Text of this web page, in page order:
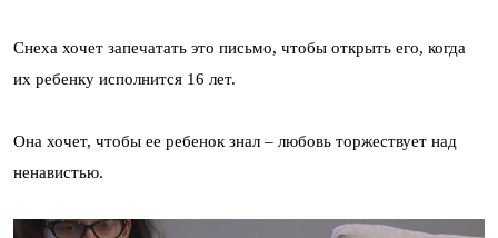
Снеха хочет запечатать это письмо, чтобы открыть его, когда
их ребенку исполнится 16 лет.
Она хочет, чтобы ее ребенок знал – любовь торжествует над
ненавистью.